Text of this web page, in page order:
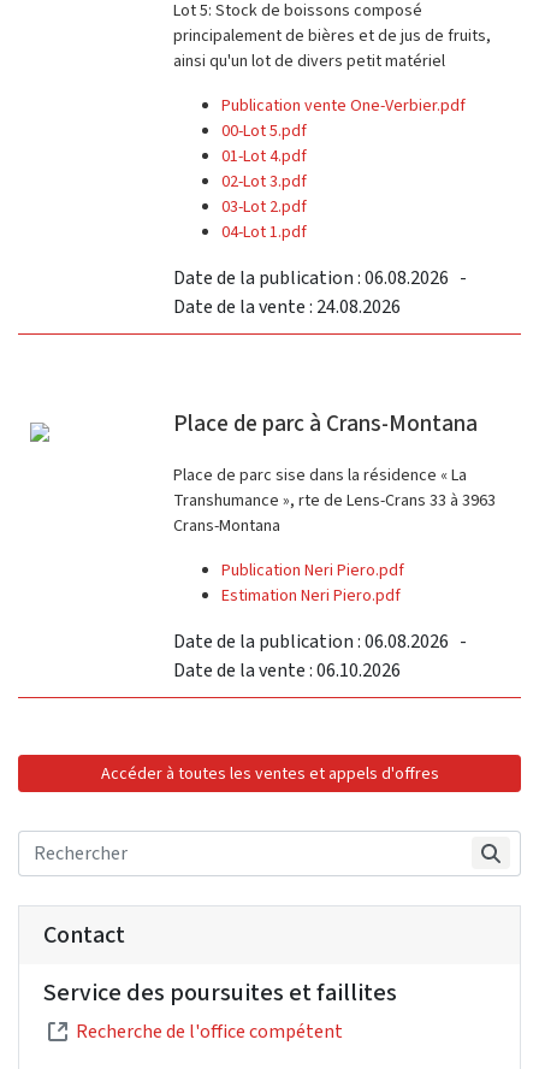
Lot 5: Stock de boissons composé
principalement de bières et de jus de fruits,
ainsi qu'un lot de divers petit matériel
Publication vente One-Verbier.pdf
00-Lot 5.pdf
01-Lot 4.pdf
02-Lot 3.pdf
03-Lot 2.pdf
04-Lot 1.pdf
Date de la publication : 06.08.2026 -
Date de la vente : 24.08.2026
Place de parc à Crans-Montana
Place de parc sise dans la résidence « La
Transhumance », rte de Lens-Crans 33 à 3963
Crans-Montana
Publication Neri Piero.pdf
Estimation Neri Piero.pdf
Date de la publication : 06.08.2026 -
Date de la vente : 06.10.2026
Accéder à toutes les ventes et appels d'offres
Contact
Service des poursuites et faillites
Recherche de l'office compétent